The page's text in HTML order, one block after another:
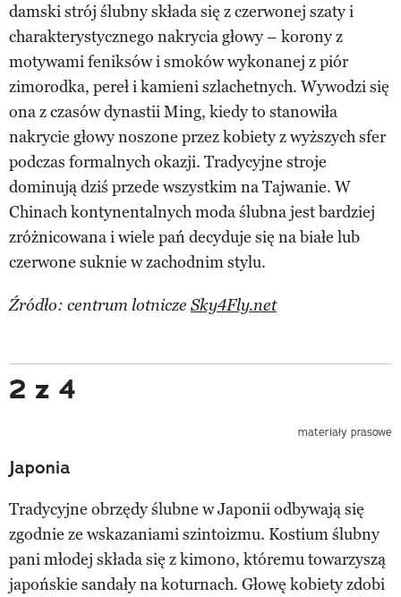
damski strój ślubny składa się z czerwonej szaty i
charakterystycznego nakrycia głowy – korony z
motywami feniksów i smoków wykonanej z piór
zimorodka, pereł i kamieni szlachetnych. Wywodzi się
ona z czasów dynastii Ming, kiedy to stanowiła
nakrycie głowy noszone przez kobiety z wyższych sfer
podczas formalnych okazji. Tradycyjne stroje
dominują dziś przede wszystkim na Tajwanie. W
Chinach kontynentalnych moda ślubna jest bardziej
zróżnicowana i wiele pań decyduje się na białe lub
czerwone suknie w zachodnim stylu.
Źródło: centrum lotnicze Sky4Fly.net
2 z 4
materiały prasowe
Japonia
Tradycyjne obrzędy ślubne w Japonii odbywają się
zgodnie ze wskazaniami szintoizmu. Kostium ślubny
pani młodej składa się z kimono, któremu towarzyszą
japońskie sandały na koturnach. Głowę kobiety zdobi